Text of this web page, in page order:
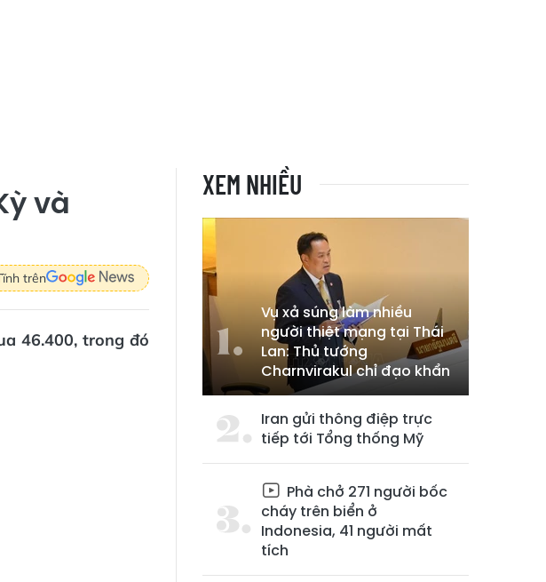
và
trên
46.400, trong đó
XEM NHIỀU
Vụ xả súng làm nhiều
người thiệt mạng tại Thái
Lan: Thủ tướng
Charnvirakul chỉ đạo khẩn
Iran gửi thông điệp trực
tiếp tới Tổng thống Mỹ
Phà chở 271 người bốc
cháy trên biển ở
Indonesia, 41 người mất
tích